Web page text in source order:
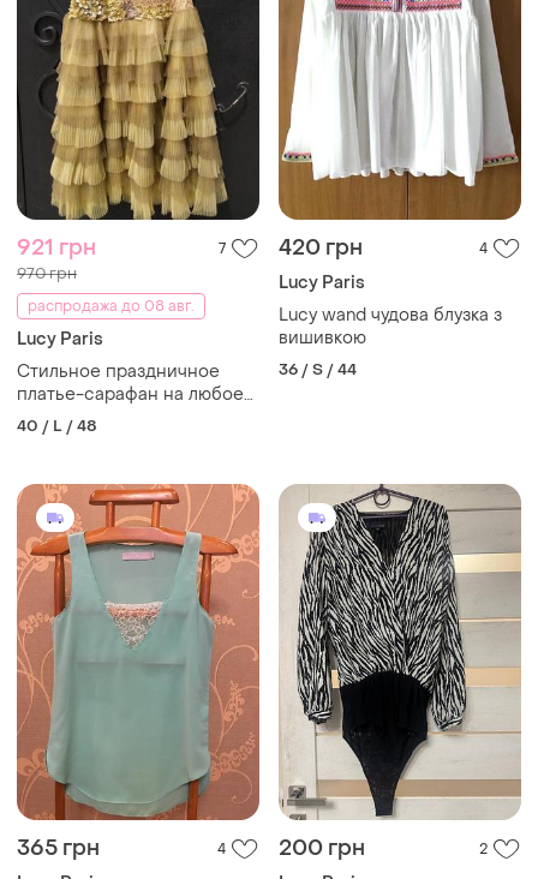
921 грн 7
970 грн
распродажа до 08 авг.
Lucy Paris
Стильное праздничное
платье-сарафан на любое
торжество regina ..
40 / L / 48
420 грн 4
Lucy Paris
Lucy wand чудова блузка з
вишивкою
36 / S / 44
365 грн 4 200 грн 2